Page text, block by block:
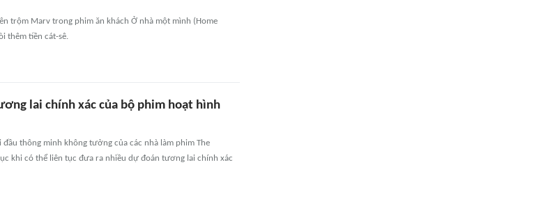
trộm Marv trong phim ăn khách Ở nhà một mình (Home
thêm tiền cát-sê.
lai chính xác của bộ phim hoạt hình
thông minh không tưởng của các nhà làm phim The
khi có thể liên tục đưa ra nhiều dự đoán tương lai chính xác